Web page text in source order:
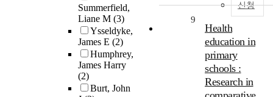
Summerfield,
Liane M (3)
Ysseldyke,
James E (2)
Humphrey,
James Harry
(2)
Burt, John
신청
9
Health
education in
primary
schools :
Research in